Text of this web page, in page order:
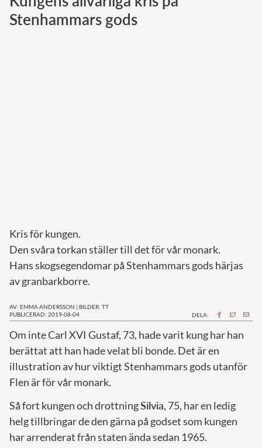
Norska kungahuset
Stenhammars gods
Kris för kungen.
Den svåra torkan ställer till det för vår monark.
Hans skogsegendomar på Stenhammars gods härjas
av granbarkborre.
AV: EMMA ANDERSSON | BILDER: TT
PUBLICERAD: 2019-08-04
DELA:
Om inte Carl XVI Gustaf, 73, hade varit kung har han
berättat att han hade velat bli bonde. Det är en
illustration av hur viktigt Stenhammars gods utanför
Flen är för vår monark.
Så fort kungen och drottningSilvia, 75, har en ledig
helg tillbringar de den gärna på godset som kungen
har arrenderat från staten ända sedan 1965.